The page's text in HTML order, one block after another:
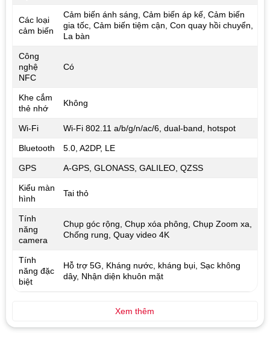
Các loại
cảm biến
Cảm biến ánh sáng, Cảm biến áp kế, Cảm biến
gia tốc, Cảm biến tiệm cận, Con quay hồi chuyển,
La bàn
Công
nghệ
NFC
Có
Khe cắm
thẻ nhớ
Không
Wi-Fi Wi-Fi 802.11 a/b/g/n/ac/6, dual-band, hotspot
Bluetooth 5.0, A2DP, LE
GPS A-GPS, GLONASS, GALILEO, QZSS
Kiểu màn
hình
Tai thỏ
Tính
năng
camera
Chụp góc rộng, Chụp xóa phông, Chụp Zoom xa,
Chống rung, Quay video 4K
Tính
năng đặc
biệt
Hỗ trợ 5G, Kháng nước, kháng bụi, Sạc không
dây, Nhận diện khuôn mặt
Xem thêm